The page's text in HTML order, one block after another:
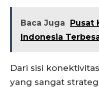
Baca Juga
Pusat
Indonesia
Dari sisi
yang sangat